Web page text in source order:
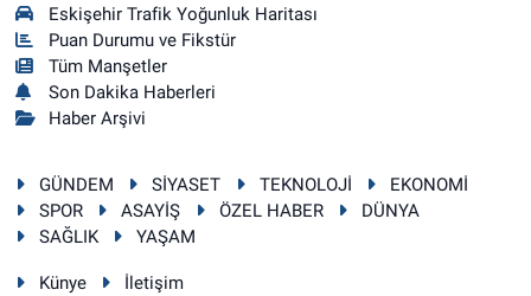
Eskişehir Trafik Yoğunluk Haritası
Puan Durumu ve Fikstür
Tüm Manşetler
Son Dakika Haberleri
Haber Arşivi
GÜNDEM SİYASET TEKNOLOJİ
EKONOMİ
SPOR
ASAYİŞ ÖZEL HABER
DÜNYA
SAĞLIK
YAŞAM
Künye İletişim